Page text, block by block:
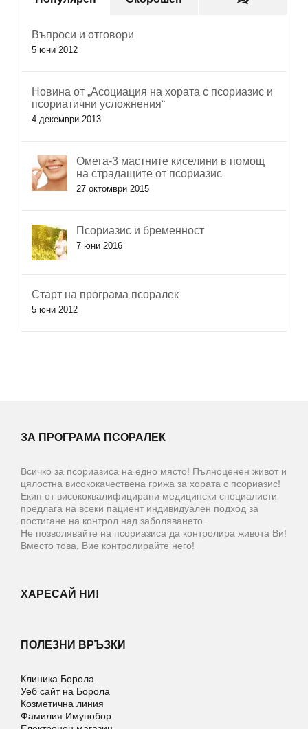
Въпроси и отговори
5 юни 2012
Новина от „Асоциация на хората с псориазис и
псориатични усложнения“
4 декември 2013
Омега-3 мастните киселини в помощ
на страдащите от псориазис
27 октомври 2015
Псориазис и бременност
7 юни 2016
Старт на програма псоралек
5 юни 2012
ЗА ПРОГРАМА ПСОРАЛЕК
Всичко за псориазиса на едно място! Пълноценен живот и
цялостна висококачествена грижа за хората с псориазис!
Екип от висококвалифицирани медицински специалисти
предлага на всеки пациент индивидуален подход за
постигане на контрол над заболяването.
Не позволявайте на псориазиса да контролира живота Ви!
Вместо това, Вие контролирайте него!
ХАРЕСАЙ НИ!
ПОЛЕЗНИ ВРЪЗКИ
Клиника Борола
Уеб сайт на Борола
Козметична линия
Фамилия Имунобор